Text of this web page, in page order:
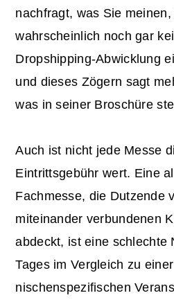
nachfragt, was Sie meinen,
wahrscheinlich noch gar
Dropshipping-Abwicklung
und dieses Zögern sagt
was in seiner Broschüre
Auch ist nicht jede Messe
Eintrittsgebühr wert. Eine
Fachmesse, die Dutzende
miteinander verbundenen
abdeckt, ist eine schlechte
Tages im Vergleich zu einer
nischenspezifischen